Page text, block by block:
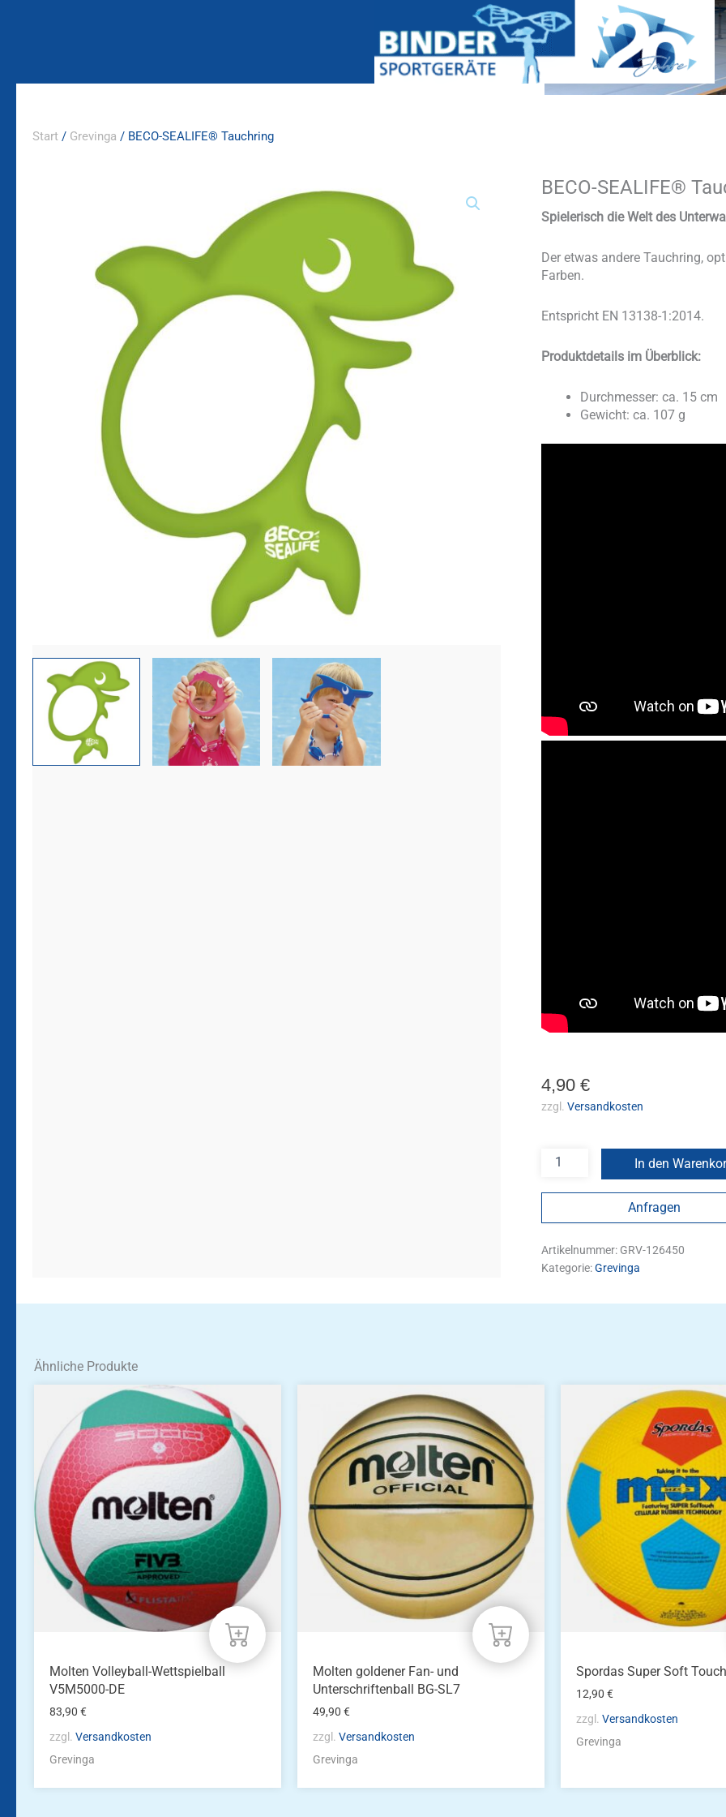
Start / Grevinga / BECO-SEALIFE® Tauchring
BECO-SEALIFE®
Spielerisch die Welt des
Der etwas andere Tauchring,
Farben.
Entspricht EN 13138-1:2014.
Produktdetails im Überblick:
Durchmesser: ca. 15 cm
Gewicht: ca. 107 g
4,90 €
zzgl. Versandkosten
BECO-
Tauchring
In den
Anfragen
Artikelnummer: GRV-126450
Kategorie:Grevinga
Ähnliche Produkte
Molten Volleyball-Wettspielball
V5M5000-DE
83,90€
zzgl.Versandkosten
Grevinga
Molten goldener Fan- und
Unterschriftenball BG-SL7
49,90€
zzgl.Versandkosten
Grevinga
Spordas Super Soft Touch
12,90€
zzgl.Versandkosten
Grevinga